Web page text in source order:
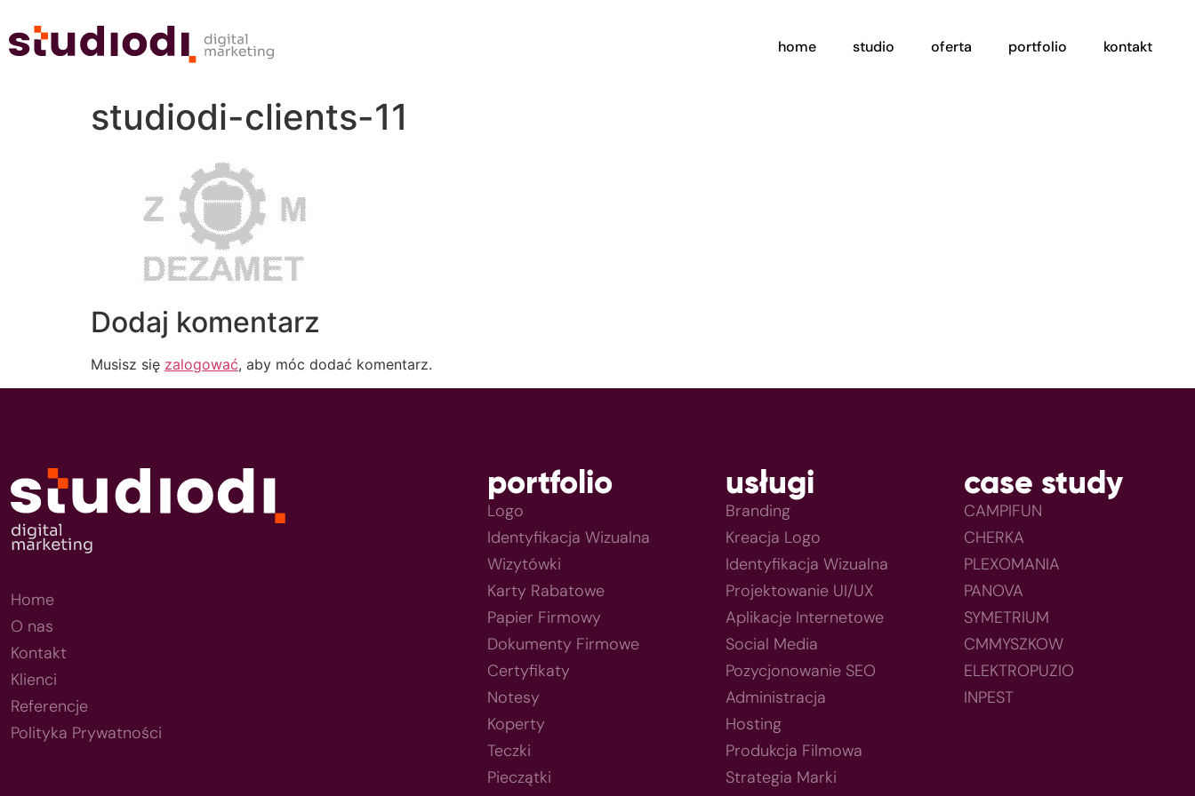
home studio oferta portfolio kontakt
studiodi-clients-11
Dodaj komentarz
Musisz się zalogować, aby móc dodać komentarz.
Home
O nas
Kontakt
Klienci
Referencje
Polityka Prywatności
portfolio
Logo
Identyfikacja Wizualna
Wizytówki
Karty Rabatowe
Papier Firmowy
Dokumenty Firmowe
Certyfikaty
Notesy
Koperty
Teczki
Pieczątki
usługi
Branding
Kreacja Logo
Identyfikacja Wizualna
Projektowanie UI/UX
Aplikacje Internetowe
Social Media
Pozycjonowanie SEO
Administracja
Hosting
Produkcja Filmowa
Strategia Marki
case study
CAMPIFUN
CHERKA
PLEXOMANIA
PANOVA
SYMETRIUM
CMMYSZKOW
ELEKTROPUZIO
INPEST